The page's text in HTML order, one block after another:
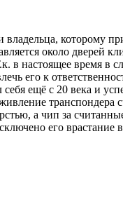
которому
около дверей
в настоящее время в
его к
ещё с 20 века и
транспондера
а чип за
его